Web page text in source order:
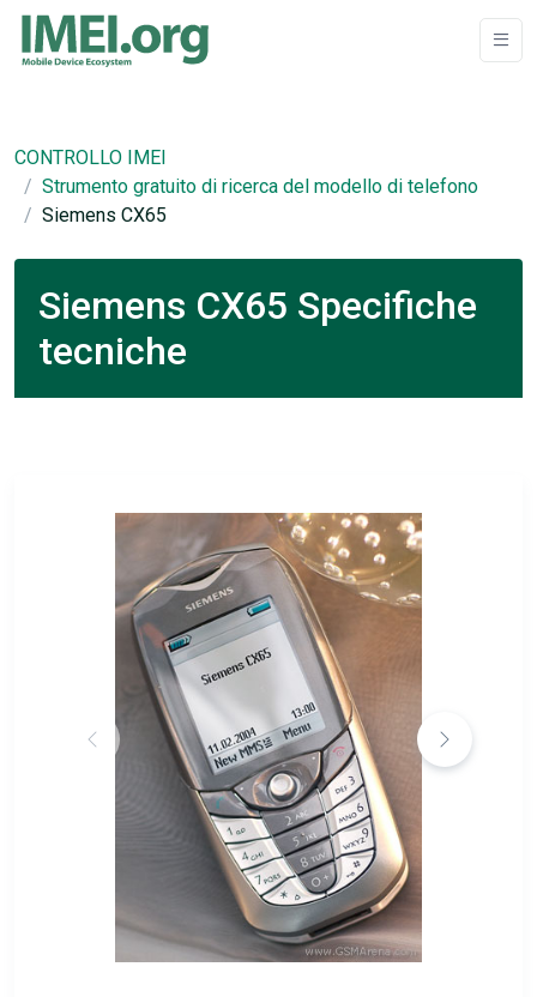
CONTROLLO IMEI
Strumento gratuito di ricerca del modello di telefono
Siemens CX65
Siemens CX65 Specifiche
tecniche